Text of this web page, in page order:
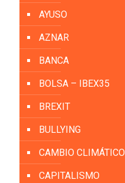
AYUSO
AZNAR
BANCA
BOLSA – IBEX35
BREXIT
BULLYING
CAMBIO CLIMÁTICO
CAPITALISMO